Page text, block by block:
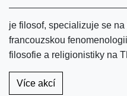
je filosof, specializuje se
francouzskou
filosofie a religionistiky na
Více akcí